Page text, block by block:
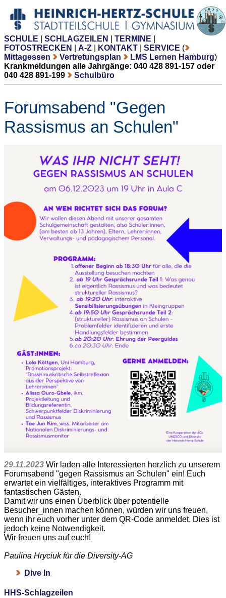
SCHULE SCHLAGZEILEN TERMINE
FOTOSTRECKEN
A-Z KONTAKT SERVICE (
Mittagessen
Vertretungsplan LMS Lernen Hamburg)
Krankmeldungen alle Jahrgänge: 040 428 891-157 oder
040 428 891-199
Schulbüro
Forumsabend "Gegen
Rassismus an Schulen"
29.11.2023 Wir laden alle Interessierten herzlich zu unserem
Forumsabend "gegen Rassismus an Schulen" ein! Euch
erwartet ein vielfältiges, interaktives Programm mit
fantastischen Gästen.
Damit wir uns einen Überblick über potentielle
Besucher_innen machen können, würden wir uns freuen,
wenn ihr euch vorher unter dem QR-Code anmeldet. Dies ist
jedoch keine Notwendigkeit.
Wir freuen uns auf euch!
Paulina Hryciuk für die Diversity-AG
Dive In
HHS-Schlagzeilen